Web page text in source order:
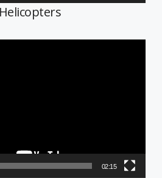
02:15